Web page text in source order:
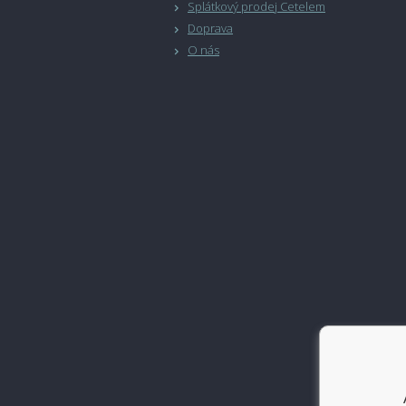
Splátkový prodej Cetelem
Doprava
O nás